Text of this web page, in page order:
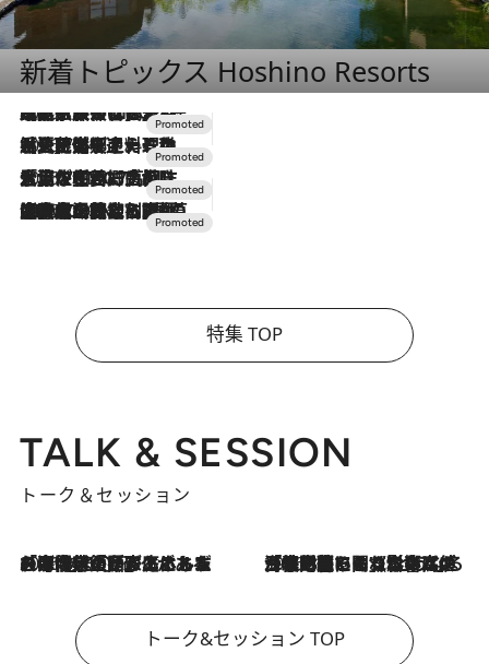
新着トピックス Hoshino Resorts
2026.7.31
【ホテル帰省】という選択肢をOMOが提案。家族とほどよい距離を保つには「昼は実家、夜は気兼ねなくホテルで！」
2026.7.24
【夏限定ディナーコース】旬を迎える稚鮎や花ズッキーニなどをイタリア・トスカーナの郷土料理の手法で満喫！
2026.7.17
「土佐和ハーブかき氷」がOMO7高知に登場！生姜、山椒、大葉など目にも舌にも涼を呼ぶ郷土の味
2026.7.10
NEW OPEN！【界 草津】名湯の地に誕生。趣の異なる2種の温泉と上州ならではの会席・蕎麦割烹など美食を味わう究極の癒やし旅
特集 TOP
TALK & SESSION
トーク＆セッション
2026.8.3
「今後値上げがあるとすれば…」「リスクがあるのは今年の冬」エネルギー専門家が語る、ホルムズ海峡封鎖が家庭にもたらす“ある心配” 2026.8.3
「住宅建てられない…」「サーチャージ料の高値が続いている」ホルムズ海峡封鎖による影響はいつまで続く？《エネルギー専門家に聞く“どうなる日本の暮らし”》
トーク&セッション TOP